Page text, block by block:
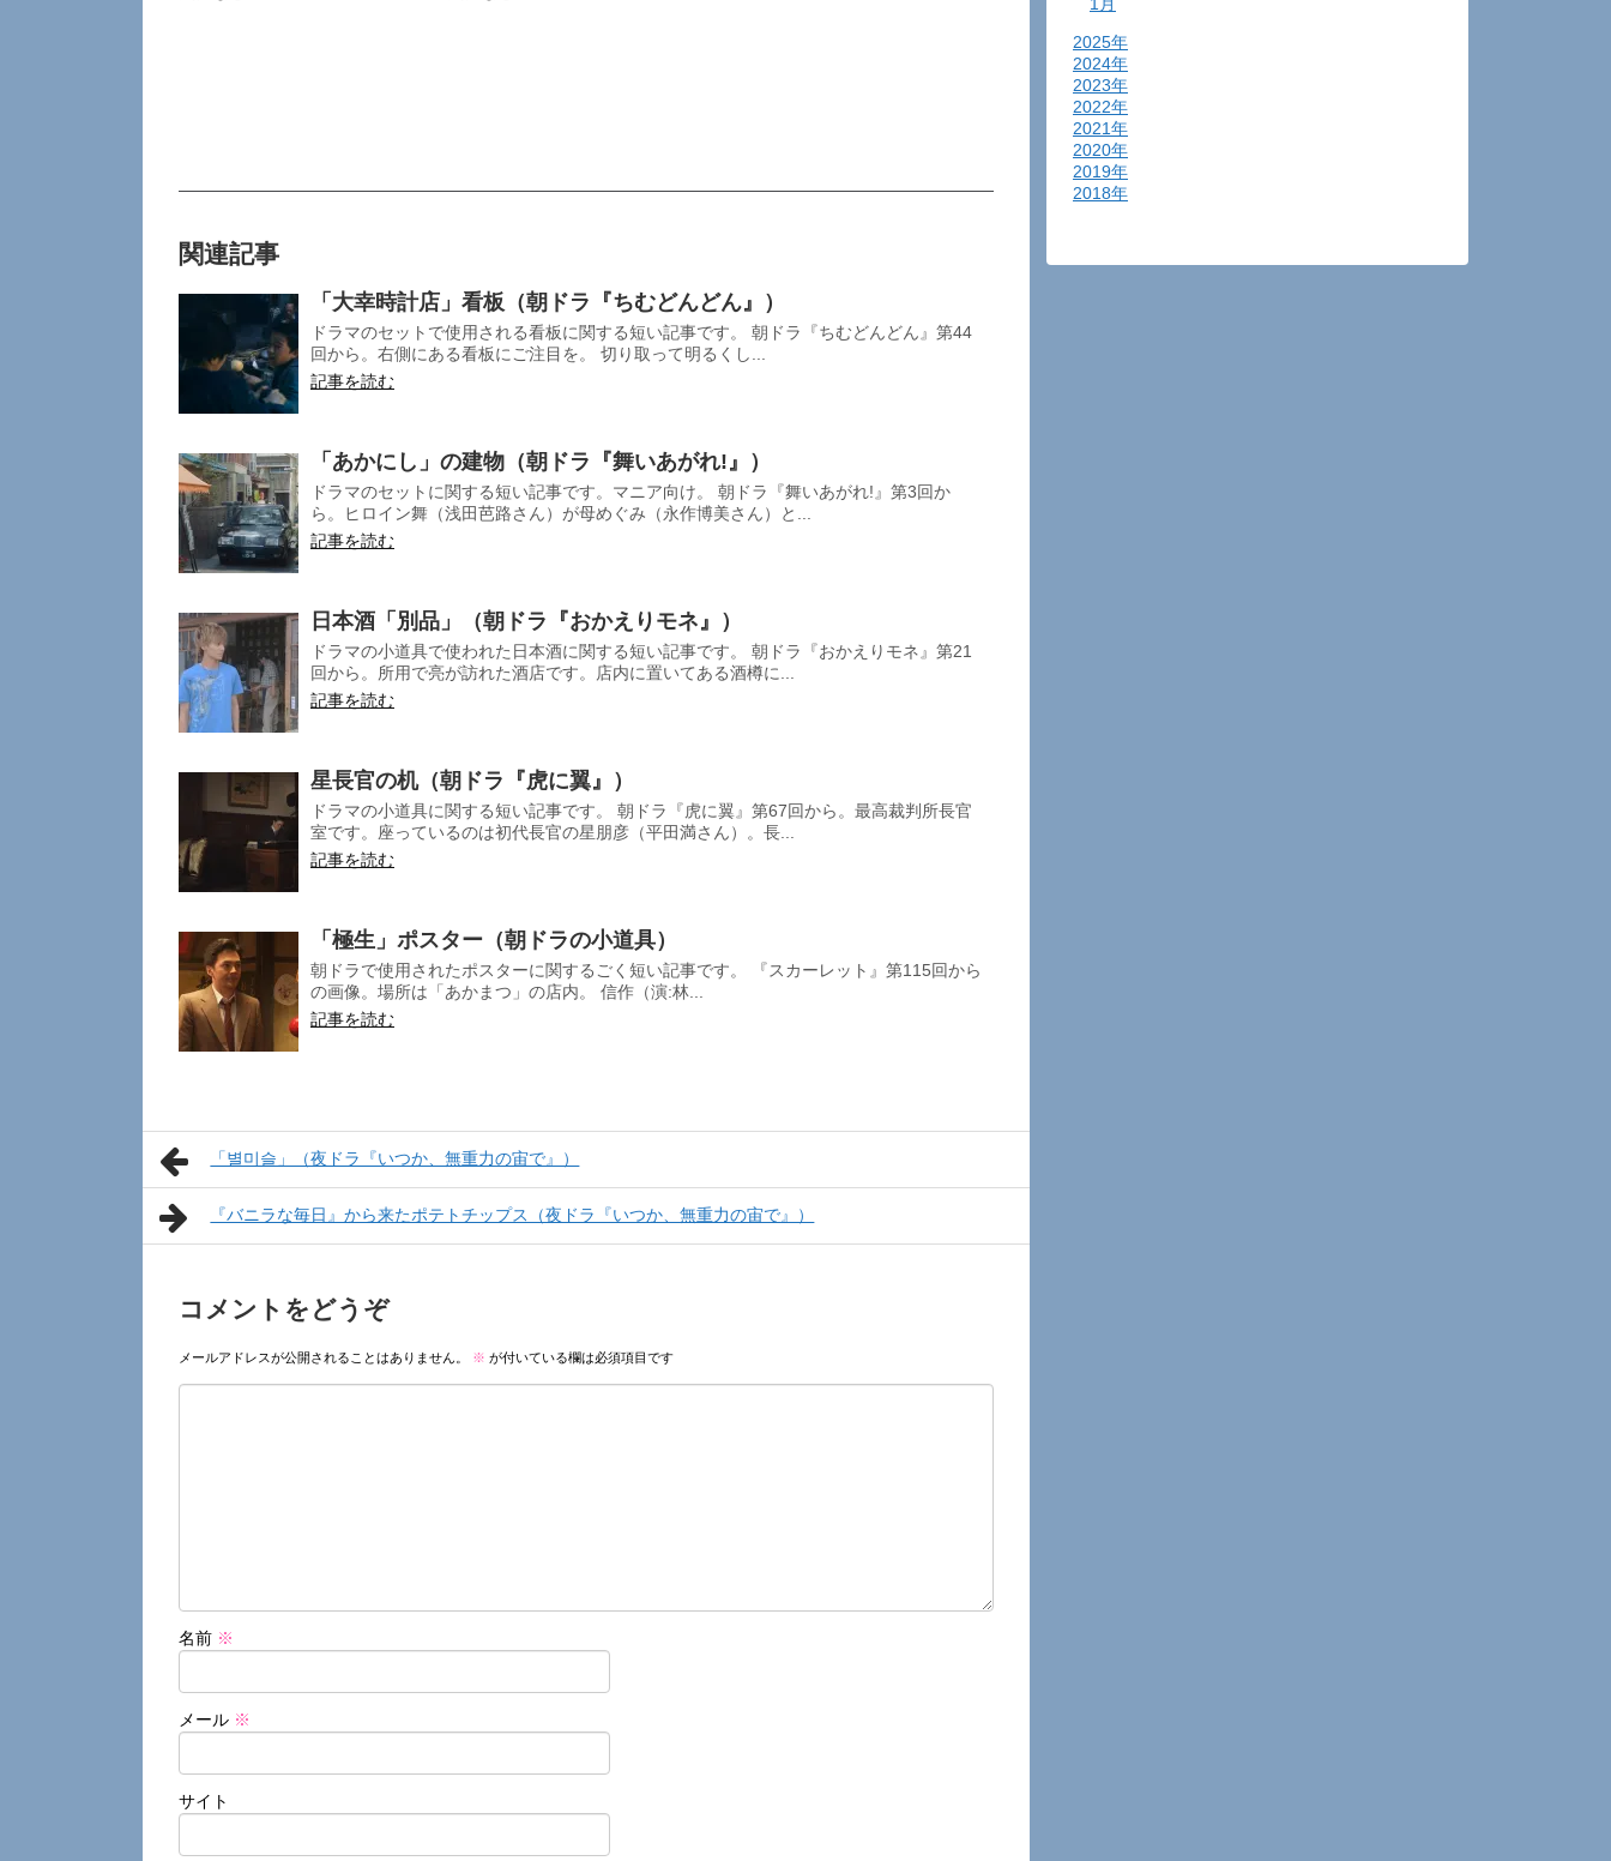
関連記事
「大幸時計店」看板（朝ドラ『ちむどんどん』）
ドラマのセットで使用される看板に関する短い記事です。 朝ドラ『ちむどんどん』第44
回から。右側にある看板にご注目を。 切り取って明るくし...
記事を読む
「あかにし」の建物（朝ドラ『舞いあがれ!』）
ドラマのセットに関する短い記事です。マニア向け。 朝ドラ『舞いあがれ!』第3回か
ら。ヒロイン舞（浅田芭路さん）が母めぐみ（永作博美さん）と...
記事を読む
日本酒「別品」（朝ドラ『おかえりモネ』）
ドラマの小道具で使われた日本酒に関する短い記事です。 朝ドラ『おかえりモネ』第21
回から。所用で亮が訪れた酒店です。店内に置いてある酒樽に...
記事を読む
星長官の机（朝ドラ『虎に翼』）
ドラマの小道具に関する短い記事です。 朝ドラ『虎に翼』第67回から。最高裁判所長官
室です。座っているのは初代長官の星朋彦（平田満さん）。長...
記事を読む
「極生」ポスター（朝ドラの小道具）
朝ドラで使用されたポスターに関するごく短い記事です。 『スカーレット』第115回から
の画像。場所は「あかまつ」の店内。 信作（演:林...
記事を読む
「별미슬」（夜ドラ『いつか、無重力の宙で』）
『バニラな毎日』から来たポテトチップス（夜ドラ『いつか、無重力の宙で』）
コメントをどうぞ
メールアドレスが公開されることはありません。 ※ が付いている欄は必須項目です
名前 ※
メール ※
サイト
1月
2025年
2024年
2023年
2022年
2021年
2020年
2019年
2018年